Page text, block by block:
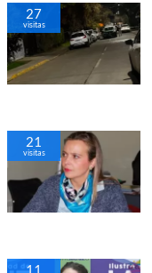
27
visitas
21
visitas
11